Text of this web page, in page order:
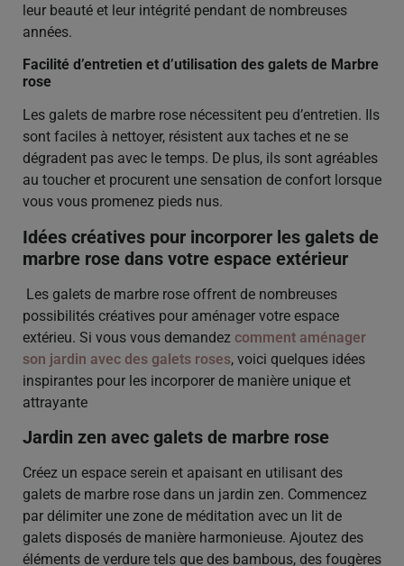
leur beauté et leur intégrité pendant de nombreuses
années.
Facilité d’entretien et d’utilisation des galets de Marbre
rose
Les galets de marbre rose nécessitent peu d’entretien. Ils
sont faciles à nettoyer, résistent aux taches et ne se
dégradent pas avec le temps. De plus, ils sont agréables
au toucher et procurent une sensation de confort lorsque
vous vous promenez pieds nus.
Idées créatives pour incorporer les galets de
marbre rose dans votre espace extérieur
Les galets de marbre rose offrent de nombreuses
possibilités créatives pour aménager votre espace
extérieu. Si vous vous demandez comment aménager
son jardin avec des galets roses, voici quelques idées
inspirantes pour les incorporer de manière unique et
attrayante
Jardin zen avec galets de marbre rose
Créez un espace serein et apaisant en utilisant des
galets de marbre rose dans un jardin zen. Commencez
par délimiter une zone de méditation avec un lit de
galets disposés de manière harmonieuse. Ajoutez des
éléments de verdure tels que des bambous, des fougères